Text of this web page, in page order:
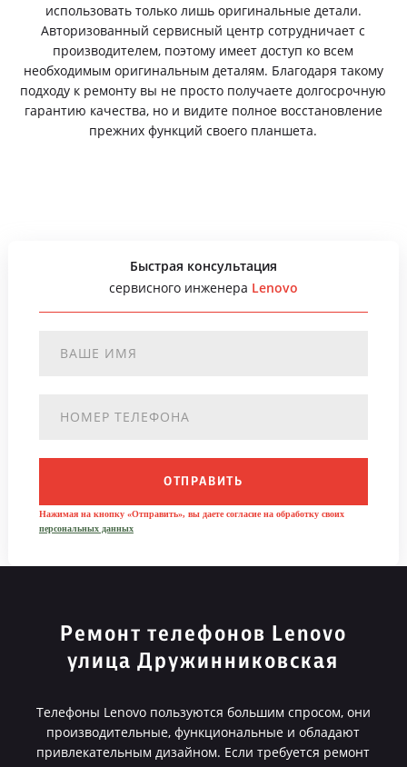
использовать только лишь оригинальные детали.
Авторизованный сервисный центр сотрудничает с
производителем, поэтому имеет доступ ко всем
необходимым оригинальным деталям. Благодаря такому
подходу к ремонту вы не просто получаете долгосрочную
гарантию качества, но и видите полное восстановление
прежних функций своего планшета.
Быстрая консультация
сервисного инженера Lenovo
ОТПРАВИТЬ
Нажимая на кнопку «Отправить», вы даете согласие на обработку своих
персональных данных
Ремонт телефонов Lenovo
улица Дружинниковская
Телефоны Lenovo пользуются большим спросом, они
производительные, функциональные и обладают
привлекательным дизайном. Если требуется ремонт